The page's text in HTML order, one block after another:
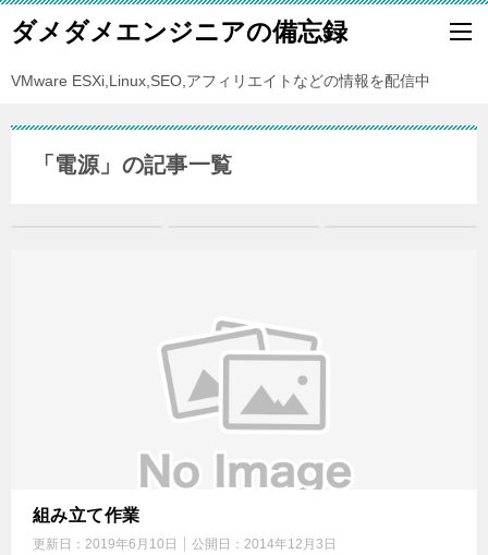
ダメダメエンジニアの備忘録
VMware ESXi,Linux,SEO,アフィリエイトなどの情報を配信中
「電源」の記事一覧
組み立て作業
更新日： 2019年6月10日 公開日： 2014年12月3日